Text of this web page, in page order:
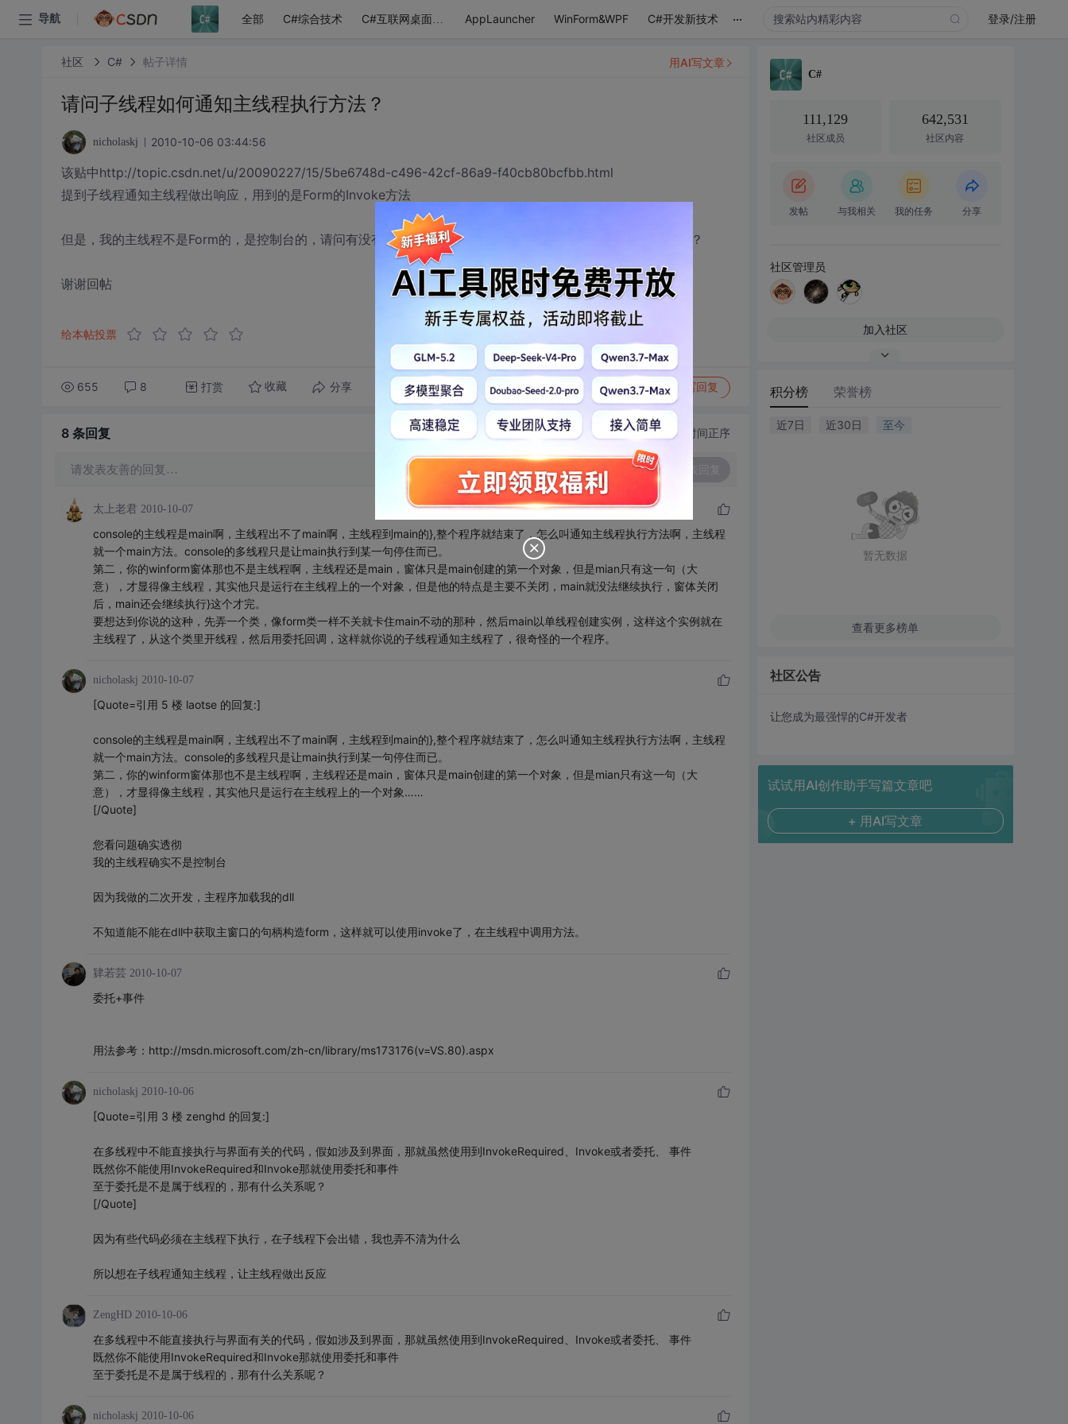
导航 全部 C#综合技术 C#互联网桌面应用 AppLauncher WinForm&WPF C#开发新技术 ... 登录/注册
社区 C# 帖子详情
请问子线程如何通知主线程执行方法？
nicholaskj 2010-10-06 03:44:56
该贴中http://topic.csdn.net/u/20090227/15/5be6748d-c496-42cf-86a9-f40cb80bcfbb.html
提到子线程通知主线程做出响应，用到的是Form的Invoke方法
但是，我的主线程不是Form的，是控制台的，请问有没有类似与Invoke的方法，在子线程中通知主线程做出响应？
谢谢回帖
给本帖投票
655 8 打赏 收藏 分享 转发到动态 举报 写回复
用AI写文章
8 条回复 切换为时间正序
请发表友善的回复…
太上老君 2010-10-07
console的主线程是main啊，主线程出不了main啊，主线程到main的},整个程序就结束了，怎么叫通知主线程执行方法啊，主线程
就一个main方法。console的多线程只是让main执行到某一句停住而已。
第二，你的winform窗体那也不是主线程啊，主线程还是main，窗体只是main创建的第一个对象，但是mian只有这一句（大
意），才显得像主线程，其实他只是运行在主线程上的一个对象，但是他的特点是主要不关闭，main就没法继续执行，窗体关闭
后，main还会继续执行}这个才完。
要想达到你说的这种，先弄一个类，像form类一样不关就卡住main不动的那种，然后main以单线程创建实例，这样这个实例就在
主线程了，从这个类里开线程，然后用委托回调，这样就你说的子线程通知主线程了，很奇怪的一个程序。
nicholaskj 2010-10-07
[Quote=引用 5 楼 laotse 的回复:]
console的主线程是main啊，主线程出不了main啊，主线程到main的},整个程序就结束了，怎么叫通知主线程执行方法啊，主线程
就一个main方法。console的多线程只是让main执行到某一句停住而已。
第二，你的winform窗体那也不是主线程啊，主线程还是main，窗体只是main创建的第一个对象，但是mian只有这一句（大
意），才显得像主线程，其实他只是运行在主线程上的一个对象……
[/Quote]
您看问题确实透彻
我的主线程确实不是控制台
因为我做的二次开发，主程序加载我的dll
不知道能不能在dll中获取主窗口的句柄构造form，这样就可以使用invoke了，在主线程中调用方法。
肄若芸 2010-10-07
委托+事件
用法参考：http://msdn.microsoft.com/zh-cn/library/ms173176(v=VS.80).aspx
nicholaskj 2010-10-06
[Quote=引用 3 楼 zenghd 的回复:]
在多线程中不能直接执行与界面有关的代码，假如涉及到界面，那就虽然使用到InvokeRequired、Invoke或者委托、 事件
既然你不能使用InvokeRequired和Invoke那就使用委托和事件
至于委托是不是属于线程的，那有什么关系呢？
[/Quote]
因为有些代码必须在主线程下执行，在子线程下会出错，我也弄不清为什么
所以想在子线程通知主线程，让主线程做出反应
ZengHD 2010-10-06
在多线程中不能直接执行与界面有关的代码，假如涉及到界面，那就虽然使用到InvokeRequired、Invoke或者委托、 事件
既然你不能使用InvokeRequired和Invoke那就使用委托和事件
至于委托是不是属于线程的，那有什么关系呢？
nicholaskj 2010-10-06
C#
111,129
社区成员
642,531
社区内容
发帖 与我相关 我的任务 分享
社区管理员
加入社区
积分榜 荣誉榜
近7日 近30日 至今
暂无数据
查看更多榜单
社区公告
让您成为最强悍的C#开发者
试试用AI创作助手写篇文章吧
+ 用AI写文章